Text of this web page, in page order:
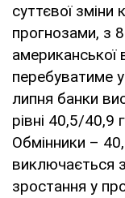
суттєвої зміни
прогнозами, з
американської
перебуватиме
липня банки
рівні 40,5/40,9
Обмінники –
виключається
зростання у